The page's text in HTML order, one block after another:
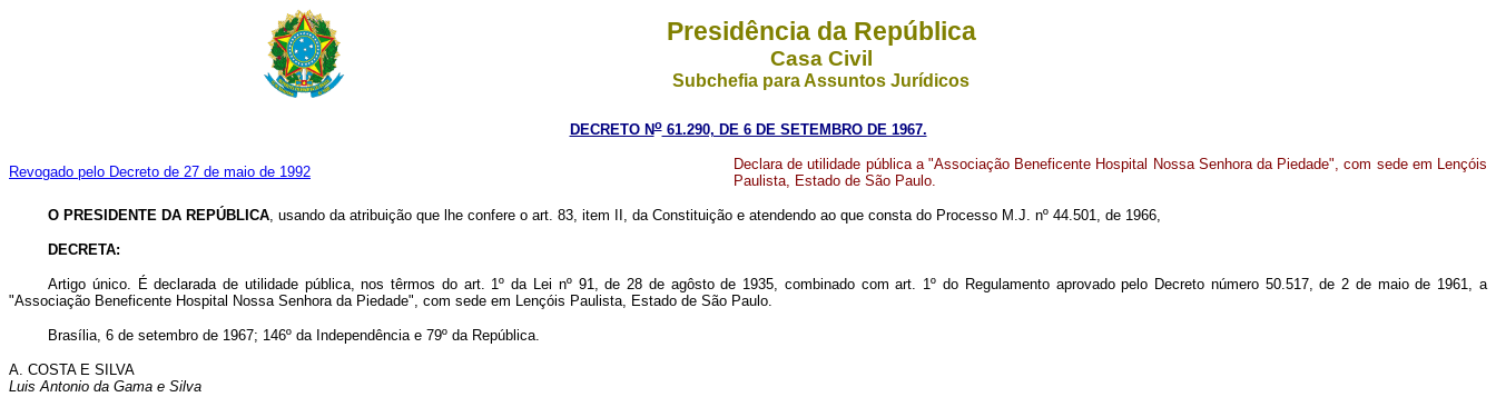
Presidência da República
Casa Civil
Subchefia para Assuntos Jurídicos
DECRETO No61.290, DE 6 DE SETEMBRO DE 1967.
Revogado pelo Decreto de 27 de maio de 1992
Declara de utilidade pública a "Associação Beneficente Hospital Nossa Senhora da Piedade", com sede em Lençóis
Paulista, Estado de São Paulo.
O PRESIDENTE DA REPÚBLICA, usando da atribuição que lhe confere o art. 83, item II, da Constituição e atendendo ao que consta do Processo M.J. nº 44.501, de 1966,
DECRETA:
Artigo único. É declarada de utilidade pública, nos têrmos do art. 1º da Lei nº 91, de 28 de agôsto de 1935, combinado com art. 1º do Regulamento aprovado pelo Decreto número 50.517, de 2 de maio de 1961, a
"Associação Beneficente Hospital Nossa Senhora da Piedade", com sede em Lençóis Paulista, Estado de São Paulo.
Brasília, 6 de setembro de 1967; 146º da Independência e 79º da República.
A. COSTA E SILVA
Luis Antonio da Gama e Silva